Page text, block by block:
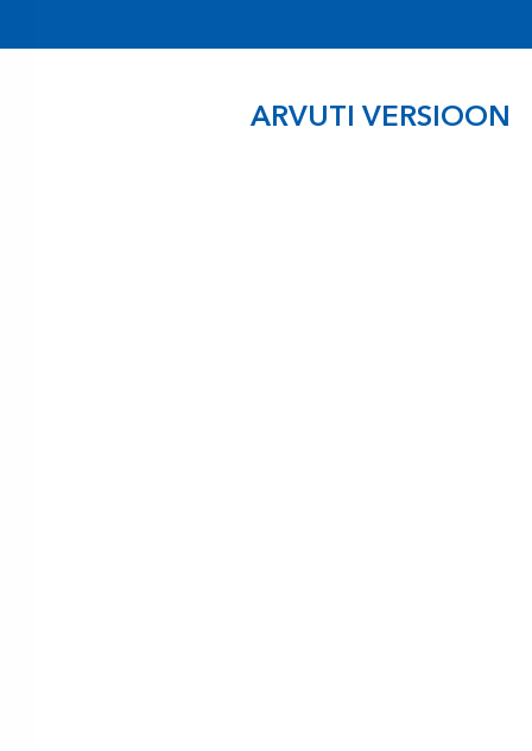
ARVUTI VERSIOON